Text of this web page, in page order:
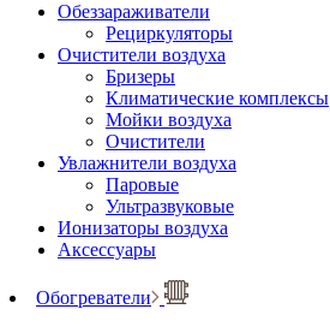
Обеззараживатели
Рециркуляторы
Очистители воздуха
Бризеры
Климатические комплексы
Мойки воздуха
Очистители
Увлажнители воздуха
Паровые
Ультразвуковые
Ионизаторы воздуха
Аксессуары
Обогреватели